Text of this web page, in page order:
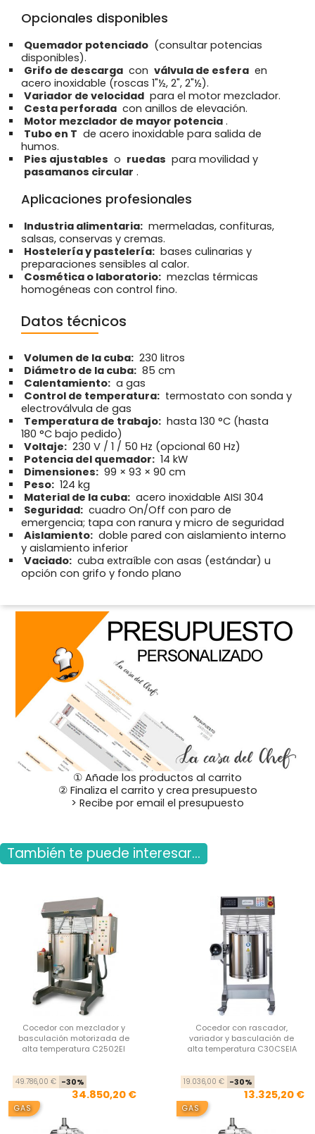
Opcionales disponibles
Quemador potenciado (consultar potencias
disponibles).
Grifo de descarga con válvula de esfera en
acero inoxidable (roscas 1"½, 2", 2"½).
Variador de velocidad para el motor mezclador.
Cesta perforada con anillos de elevación.
Motor mezclador de mayor potencia .
Tubo en T de acero inoxidable para salida de
humos.
Pies ajustables o ruedas para movilidad y
pasamanos circular .
Aplicaciones profesionales
Industria alimentaria: mermeladas, confituras,
salsas, conservas y cremas.
Hostelería y pastelería: bases culinarias y
preparaciones sensibles al calor.
Cosmética o laboratorio: mezclas térmicas
homogéneas con control fino.
Datos técnicos
Volumen de la cuba: 230 litros
Diámetro de la cuba: 85 cm
Calentamiento: a gas
Control de temperatura: termostato con sonda y
electroválvula de gas
Temperatura de trabajo: hasta 130 °C (hasta
180 °C bajo pedido)
Voltaje: 230 V / 1 / 50 Hz (opcional 60 Hz)
Potencia del quemador: 14 kW
Dimensiones: 99 × 93 × 90 cm
Peso: 124 kg
Material de la cuba: acero inoxidable AISI 304
Seguridad: cuadro On/Off con paro de
emergencia; tapa con ranura y micro de seguridad
Aislamiento: doble pared con aislamiento interno
y aislamiento inferior
Vaciado: cuba extraíble con asas (estándar) u
opción con grifo y fondo plano
① Añade los productos al carrito
② Finaliza el carrito y crea presupuesto
> Recibe por email el presupuesto
También te puede interesar...
Cocedor con mezclador y
basculación motorizada de
alta temperatura C2502EI
Precio base
49.786,00 € -30%
34.850,20 €
Cocedor con rascador,
variador y basculación de
alta temperatura C30CSEIA
19.036,00 € -30%
13.325,20 €
GAS GAS